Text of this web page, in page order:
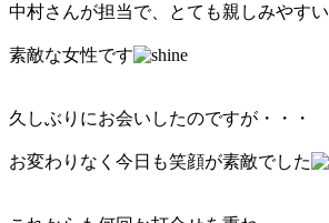
中村さんが担当で、とても親しみやすい
素敵な女性です
久しぶりにお会いしたのですが・・・
お変わりなく今日も笑顔が素敵でした